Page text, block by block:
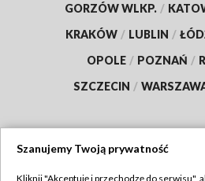
GORZÓW WLKP. /
KRAKÓW / LUBLIN /
OPOLE / POZNAŃ /
SZCZECIN /
Szanujemy Twoją prywatność
Kliknij "Akceptuję i przechodzę do serwisu",